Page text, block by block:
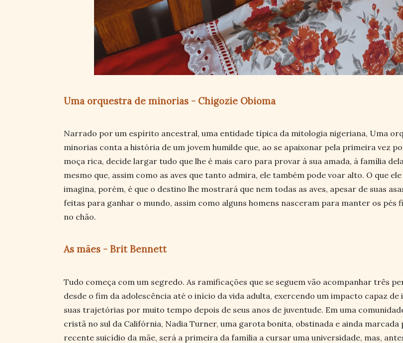
Uma orquestra de minorias - Chigozie Obioma
Narrado por um espírito ancestral, uma entidade típica da mitologia nigeriana, Uma
minorias conta a história de um jovem humilde que, ao se apaixonar pela primeira vez
moça rica, decide largar tudo que lhe é mais caro para provar à sua amada, à família
mesmo que, assim como as aves que tanto admira, ele também pode voar alto. O que ele
imagina, porém, é que o destino lhe mostrará que nem todas as aves, apesar de suas
feitas para ganhar o mundo, assim como alguns homens nasceram para manter os pés
no chão.
As mães - Brit Bennett
Tudo começa com um segredo. As ramificações que se seguem vão acompanhar três
desde o fim da adolescência até o início da vida adulta, exercendo um impacto capaz de
suas trajetórias por muito tempo depois de seus anos de juventude. Em uma
cristã no sul da Califórnia, Nadia Turner, uma garota bonita, obstinada e ainda marcada
recente suicídio da mãe, será a primeira da família a cursar uma universidade, mas,